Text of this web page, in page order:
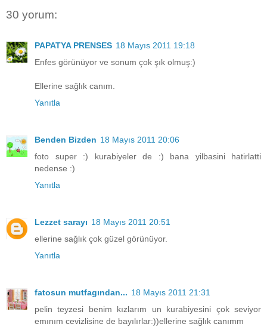
30 yorum:
PAPATYA PRENSES 18 Mayıs 2011 19:18
Enfes görünüyor ve sonum çok şık olmuş:)
Ellerine sağlık canım.
Yanıtla
Benden Bizden 18 Mayıs 2011 20:06
foto super :) kurabiyeler de :) bana yilbasini hatirlatti
nedense :)
Yanıtla
Lezzet sarayı 18 Mayıs 2011 20:51
ellerine sağlık çok güzel görünüyor.
Yanıtla
fatosun mutfagından... 18 Mayıs 2011 21:31
pelin teyzesi benim kızlarım un kurabiyesini çok seviyor
emınım cevizlisine de bayılırlar:))ellerine sağlık canımm